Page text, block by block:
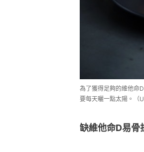
為了獲得足夠的維他命
要每天曬一點太陽。（
缺維他命D易骨